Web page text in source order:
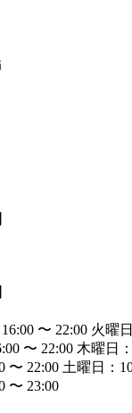
〜 22:00 火曜
〜 22:00 木曜日
〜 22:00 土曜日：
〜 23:00